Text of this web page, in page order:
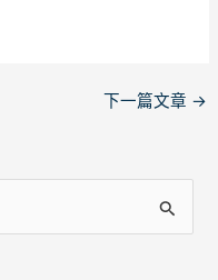
下一篇文章 →